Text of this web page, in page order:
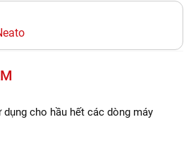
cho hầu hết các dòng máy